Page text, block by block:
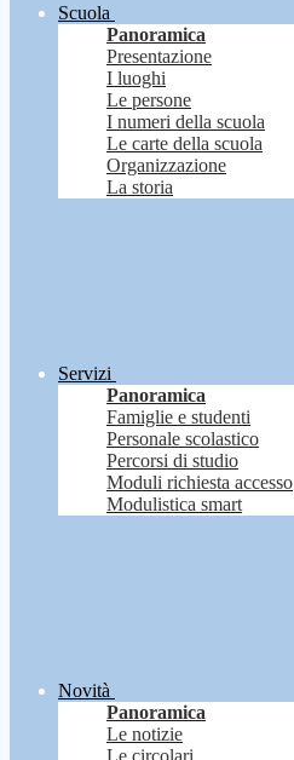
Scuola
Panoramica
Presentazione
I luoghi
Le persone
I numeri della scuola
Le carte della scuola
Organizzazione
La storia
Servizi
Panoramica
Famiglie e studenti
Personale scolastico
Percorsi di studio
Moduli richiesta accesso
Modulistica smart
Novità
Panoramica
Le notizie